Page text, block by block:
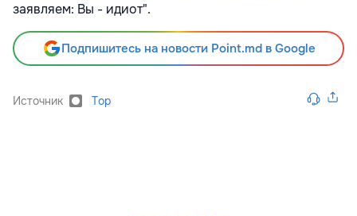
заявляем: Вы - идиот".
Подпишитесь на новости Point.md в Google
Источник Top